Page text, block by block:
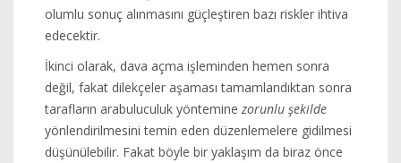
olumlu sonuç alınmasını güçleştiren bazı riskler ihtiva
edecektir.
İkinci olarak, dava açma işleminden hemen sonra
değil, fakat dilekçeler aşaması tamamlandıktan sonra
tarafların arabuluculuk yöntemine zorunlu şekilde
yönlendirilmesini temin eden düzenlemelere gidilmesi
düşünülebilir. Fakat böyle bir yaklaşım da biraz önce